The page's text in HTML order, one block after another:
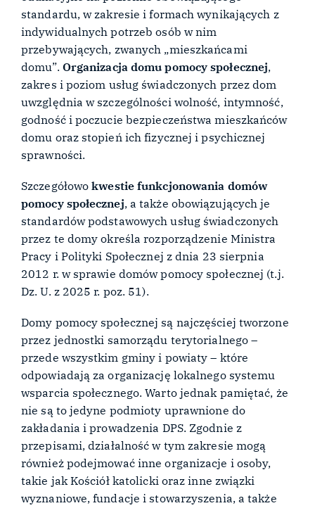
standardu, w zakresie i formach wynikających z
indywidualnych potrzeb osób w nim
przebywających, zwanych „mieszkańcami
domu”. Organizacja domu pomocy społecznej,
zakres i poziom usług świadczonych przez dom
uwzględnia w szczególności wolność, intymność,
godność i poczucie bezpieczeństwa mieszkańców
domu oraz stopień ich fizycznej i psychicznej
sprawności.
Szczegółowokwestie funkcjonowania domów
pomocy społecznej, a także obowiązujących je
standardów podstawowych usług świadczonych
przez te domy określa rozporządzenie Ministra
Pracy i Polityki Społecznej z dnia 23 sierpnia
2012 r. w sprawie domów pomocy społecznej (t.j.
Dz. U. z 2025 r. poz. 51).
Domy pomocy społecznej są najczęściej tworzone
przez jednostki samorządu terytorialnego –
przede wszystkim gminy i powiaty – które
odpowiadają za organizację lokalnego systemu
wsparcia społecznego. Warto jednak pamiętać, że
nie są to jedyne podmioty uprawnione do
zakładania i prowadzenia DPS. Zgodnie z
przepisami, działalność w tym zakresie mogą
również podejmować inne organizacje i osoby,
takie jak Kościół katolicki oraz inne związki
wyznaniowe, fundacje i stowarzyszenia, a także